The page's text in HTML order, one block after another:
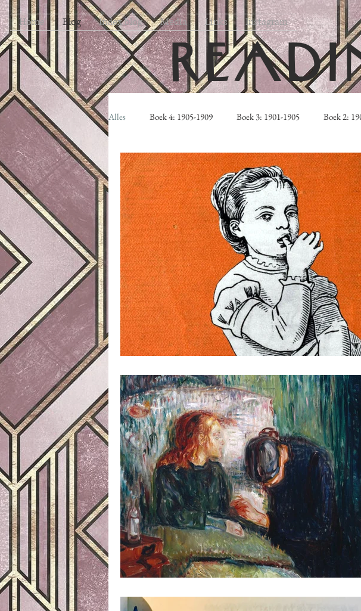
Home Blog Index blog Media Links Instagram
Alles Boek 4: 1905-1909 Boek 3: 1901-1905 Boek 2:
Boek 1: 1885 - 1899 Eerste berichten